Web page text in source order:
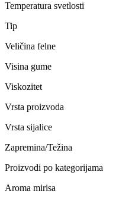
Temperatura svetlosti
Tip
Veličina felne
Visina gume
Viskozitet
Vrsta proizvoda
Vrsta sijalice
Zapremina/Težina
Proizvodi po kategorijama
Aroma mirisa